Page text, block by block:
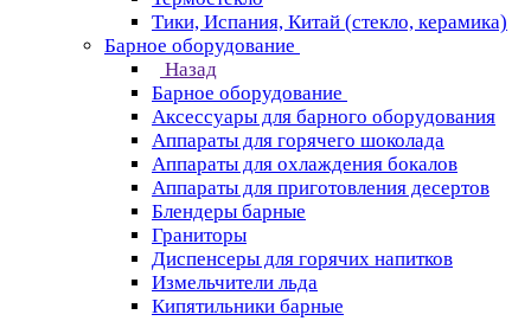
Тики, Испания, Китай (стекло, керамика)
Барное оборудование
Назад
Барное оборудование
Аксессуары для барного оборудования
Аппараты для горячего шоколада
Аппараты для охлаждения бокалов
Аппараты для приготовления десертов
Блендеры барные
Граниторы
Диспенсеры для горячих напитков
Измельчители льда
Кипятильники барные